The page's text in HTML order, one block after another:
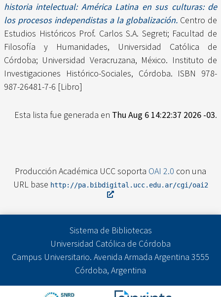
historia intelectual: América Latina en sus culturas: de
los procesos independistas a la globalización. Centro de
Estudios Históricos Prof. Carlos S.A. Segreti; Facultad de
Filosofía y Humanidades, Universidad Católica de
Córdoba; Universidad Veracruzana, México. Instituto de
Investigaciones Histórico-Sociales, Córdoba. ISBN 978-
987-26481-7-6 [Libro]
Esta lista fue generada en Thu Aug 6 14:22:37 2026 -03.
Producción Académica UCC soporta OAI 2.0 con una
URL base http://pa.bibdigital.ucc.edu.ar/cgi/oai2
Sistema de Bibliotecas
Universidad Católica de Córdoba
Campus Universitario. Avenida Armada Argentina 3555
Córdoba, Argentina